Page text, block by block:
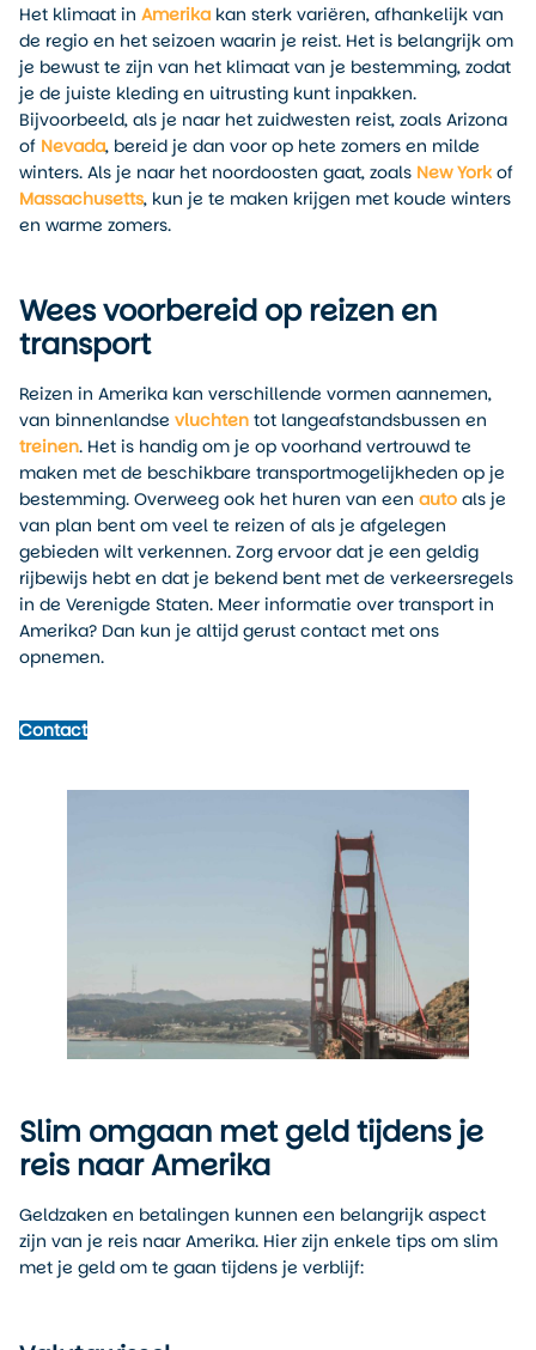
Het klimaat in Amerika kan sterk variëren, afhankelijk van
de regio en het seizoen waarin je reist. Het is belangrijk om
je bewust te zijn van het klimaat van je bestemming, zodat
je de juiste kleding en uitrusting kunt inpakken.
Bijvoorbeeld, als je naar het zuidwesten reist, zoals Arizona
of Nevada, bereid je dan voor op hete zomers en milde
winters. Als je naar het noordoosten gaat, zoals New York of
Massachusetts, kun je te maken krijgen met koude winters
en warme zomers.
Wees voorbereid op reizen en
transport
Reizen in Amerika kan verschillende vormen aannemen,
van binnenlandse vluchten tot langeafstandsbussen en
treinen. Het is handig om je op voorhand vertrouwd te
maken met de beschikbare transportmogelijkheden op je
bestemming. Overweeg ook het huren van een auto als je
van plan bent om veel te reizen of als je afgelegen
gebieden wilt verkennen. Zorg ervoor dat je een geldig
rijbewijs hebt en dat je bekend bent met de verkeersregels
in de Verenigde Staten. Meer informatie over transport in
Amerika? Dan kun je altijd gerust contact met ons
opnemen.
Contact
Slim omgaan met geld tijdens je
reis naar Amerika
Geldzaken en betalingen kunnen een belangrijk aspect
zijn van je reis naar Amerika. Hier zijn enkele tips om slim
met je geld om te gaan tijdens je verblijf: